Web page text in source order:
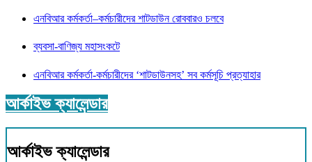
এনবিআর কর্মকর্তা–কর্মচারীদের শাটডাউন রোববারও চলবে
ব্যবসা-বাণিজ্য মহাসংকটে
এনবিআর কর্মকর্তা-কর্মচারীদের ‘শাটডাউনসহ’ সব কর্মসূচি প্রত্যাহার
আর্কাইভ ক্যালেন্ডার
আর্কাইভ ক্যালেন্ডার